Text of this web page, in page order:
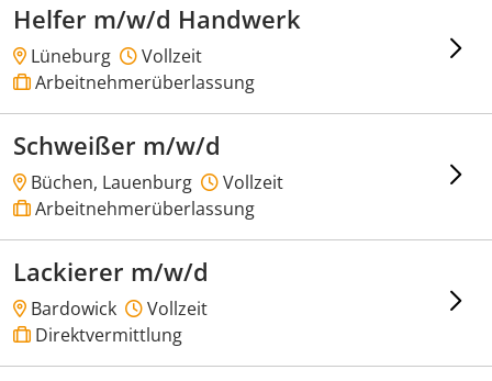
Helfer m/w/d Handwerk
Lüneburg
Vollzeit
Arbeitnehmerüberlassung
Schweißer m/w/d
Büchen, Lauenburg
Vollzeit
Arbeitnehmerüberlassung
Lackierer m/w/d
Bardowick
Vollzeit
Direktvermittlung